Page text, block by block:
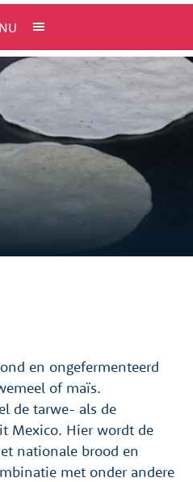
en ongefermenteerd
of maïs.
de tarwe- als de
Mexico. Hier wordt de
nationale brood en
met onder andere